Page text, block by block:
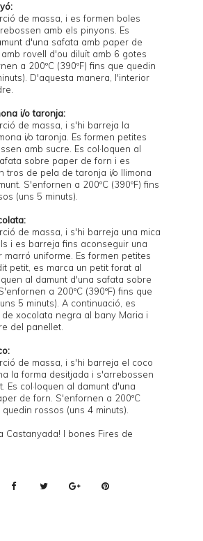
de massa, i es formen boles
amb els pinyons. Es
d'una safata amb paper de
rovell d'ou diluït amb 6 gotes
a 200ºC (390ºF) fins que quedin
D'aquesta manera, l'interior
i/o taronja:
de massa, i s'hi barreja la
i/o taronja. Es formen petites
amb sucre. Es col·loquen al
sobre paper de forn i es
tros de pela de taronja i/o llimona
S'enfornen a 200ºC (390ºF) fins
(uns 5 minuts).
de massa, i s'hi barreja una mica
i es barreja fins aconseguir una
marró uniforme. Es formen petites
petit, es marca un petit forat al
al damunt d'una safata sobre
a 200ºC (390ºF) fins que
5 minuts). A continuació, es
xocolata negra al bany Maria i
del panellet.
de massa, i s'hi barreja el coco
la forma desitjada i s'arrebossen
Es col·loquen al damunt d'una
de forn. S'enfornen a 200ºC
quedin rossos (uns 4 minuts).
Castanyada! I bones Fires de